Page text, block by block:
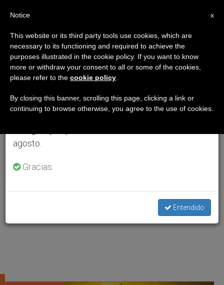
×
Aviso importante
Del 27 de julio al 7 de agosto haremos la pausa
anual, aprovechando que en el periodo de verano
se generan menos informaciones y también el
agosto.
Gracias.
Entendido
x
Notice
This website or its third party tools use cookies, which are
necessary to its functioning and required to achieve the
purposes illustrated in the cookie policy. If you want to know
more or withdraw your consent to all or some of the cookies,
please refer to the cookie policy
By closing this banner, scrolling this page, clicking a link or
continuing to browse otherwise, you agree to the use of cookies.